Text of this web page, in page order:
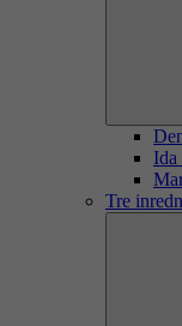
Ida
Tre